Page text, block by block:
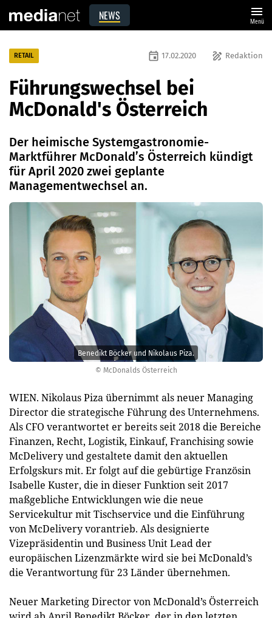
NEWS menu
Menü
© McDonalds Österreich
Benedikt Böcker und Nikolaus Piza.
RETAIL draw Redaktion
event 17.02.2020
Führungswechsel bei
McDonald's Österreich
Der heimische Systemgastronomie-
Marktführer McDonald’s Österreich kündigt
für April 2020 zwei geplante
Managementwechsel an.
WIEN. Nikolaus Piza übernimmt als neuer Managing
Director die strategische Führung des Unternehmens.
Als CFO verantwortet er bereits seit 2018 die Bereiche
Finanzen, Recht, Logistik, Einkauf, Franchising sowie
McDelivery und gestaltete damit den aktuellen
Erfolgskurs mit. Er folgt auf die gebürtige Französin
Isabelle Kuster, die in dieser Funktion seit 2017
maßgebliche Entwicklungen wie die neue
Servicekultur mit Tischservice und die Einführung
von McDelivery vorantrieb. Als designierte
Vizepräsidentin und Business Unit Lead der
europäischen Lizenzmärkte wird sie bei McDonald’s
die Verantwortung für 23 Länder übernehmen.
Neuer Marketing Director von McDonald’s Österreich